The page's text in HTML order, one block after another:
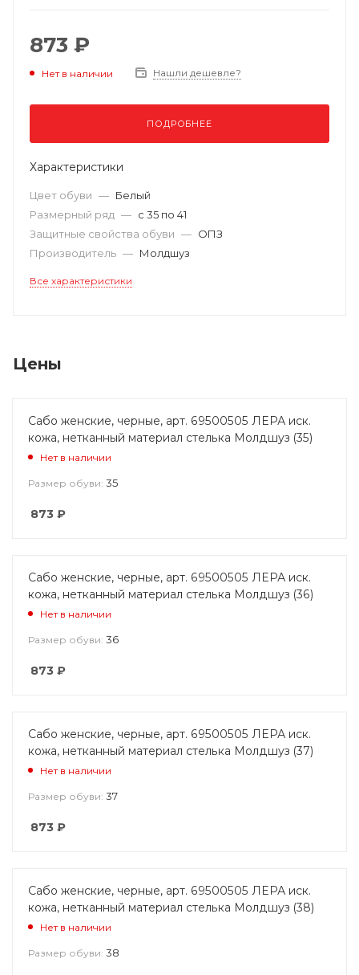
873 ₽
Нет в наличии Нашли дешевле?
ПОДРОБНЕЕ
Характеристики
Цвет обуви — Белый
Размерный ряд — с 35 по 41
Защитные свойства обуви — ОПЗ
Производитель — Молдшуз
Все характеристики
Цены
Сабо женские, черные, арт. 69500505 ЛЕРА иск.
кожа, нетканный материал стелька Молдшуз (35)
Нет в наличии
Размер обуви: 35
873 ₽
Сабо женские, черные, арт. 69500505 ЛЕРА иск.
кожа, нетканный материал стелька Молдшуз (36)
Нет в наличии
Размер обуви: 36
873 ₽
Сабо женские, черные, арт. 69500505 ЛЕРА иск.
кожа, нетканный материал стелька Молдшуз (37)
Нет в наличии
Размер обуви: 37
873 ₽
Сабо женские, черные, арт. 69500505 ЛЕРА иск.
кожа, нетканный материал стелька Молдшуз (38)
Нет в наличии
Размер обуви: 38